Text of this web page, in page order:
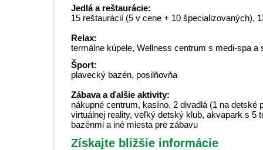
Jedlá a reštaurácie:
15 reštaurácií (5 v cene + 10 špecializovaných),
Relax:
termálne kúpele, Wellness centrum s medi-spa a
Šport:
plavecký bazén, posilňovňa
Zábava a ďalšie aktivity:
nákupné centrum, kasíno, 2 divadlá (1 na detské
virtuálnej reality, veľký detský klub, akvapark s 5
bazénmi a iné miesta pre zábavu
Získajte bližšie informácie